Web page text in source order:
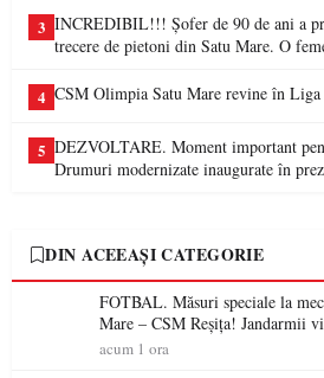
3 INCREDIBIL!!! Șofer de 90 de ani a
trecere de pietoni din Satu Mare. O
4 CSM Olimpia Satu Mare revine în
5 DEZVOLTARE. Moment important
Drumuri modernizate inaugurate în
DIN ACEEAȘI CATEGORIE
FOTBAL. Măsuri speciale la
Mare – CSM Reșița! Jandarmii
pentru suporteri
acum 1 ora